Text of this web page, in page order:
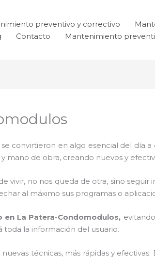
preventivo y correctivo
Contacto Mantenimiento
convirtieron en algo esencial del día
mano de obra, creando nuevos y
vivir, no nos queda de otra, sino
al máximo sus programas o
La Patera-Condomodulos,
la información del usuario.
técnicas, más rápidas y efectivas.